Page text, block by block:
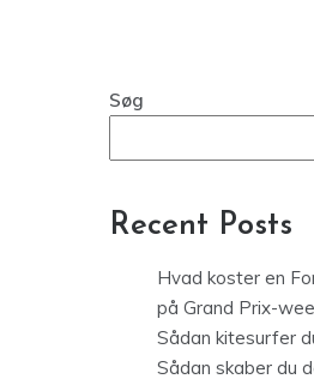
Søg
Recent Posts
Hvad koster en
på Grand Prix-
Sådan kitesurfer
Sådan skaber du